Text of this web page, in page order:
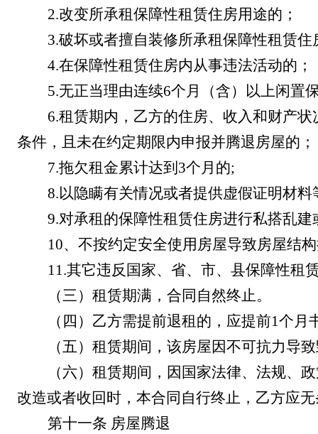
2.改变所承租保障性租赁住房用途的；
3.破坏或者擅自装修所承租保障性租赁住
4.在保障性租赁住房内从事违法活动的；
5.无正当理由连续6个月（含）以上闲置
6.租赁期内，乙方的住房、收入和财产状
条件 ，且未在约定期限内申报并腾退房屋的 ；
7.拖欠租金累计达到 3个月的;
8.以隐瞒有关情况或者提供虚假证明材
9.对承租的保障性租赁住房进行私搭乱建
10、不按约定安全使用房屋导致房屋结
11.其它违反国家、省、市、 县保障性租
（三）租赁期满，合同自然终止。
（四）乙方需提前退租的，应提前1个月
（五）租赁期间，该房屋因不可抗力导
（六）租赁期间，因国家法律、法规、
改造或者收回时，本合同自行终止，乙方应
第十一条 房屋腾退